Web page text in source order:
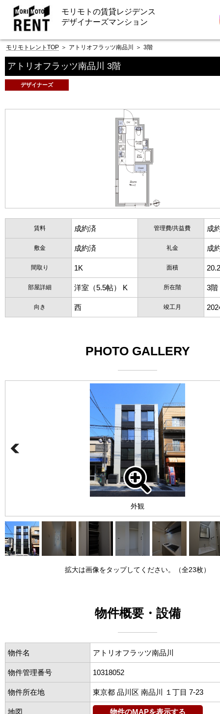
モリモトの賃貸レジデンス
デザイナーズマンション
モリモトレントTOP ＞ アトリオフラッツ南品川 ＞ 3階
アトリオフラッツ南品川 3階
デザイナーズ
賃料 成約済 管理費/共益費 成
敷金 成約済 礼金 成
間取り 1K 面積
部屋詳細 洋室（5.5帖） K 所在階 3階
向き 西 竣工月
PHOTO GALLERY
外観
拡大は画像をタップしてください。（全23枚）
物件概要・設備
物件名 アトリオフラッツ南品川
物件管理番号 10318052
物件所在地 東京都 品川区 南品川 １丁目 7-23
地図 物件のMAPを表示する